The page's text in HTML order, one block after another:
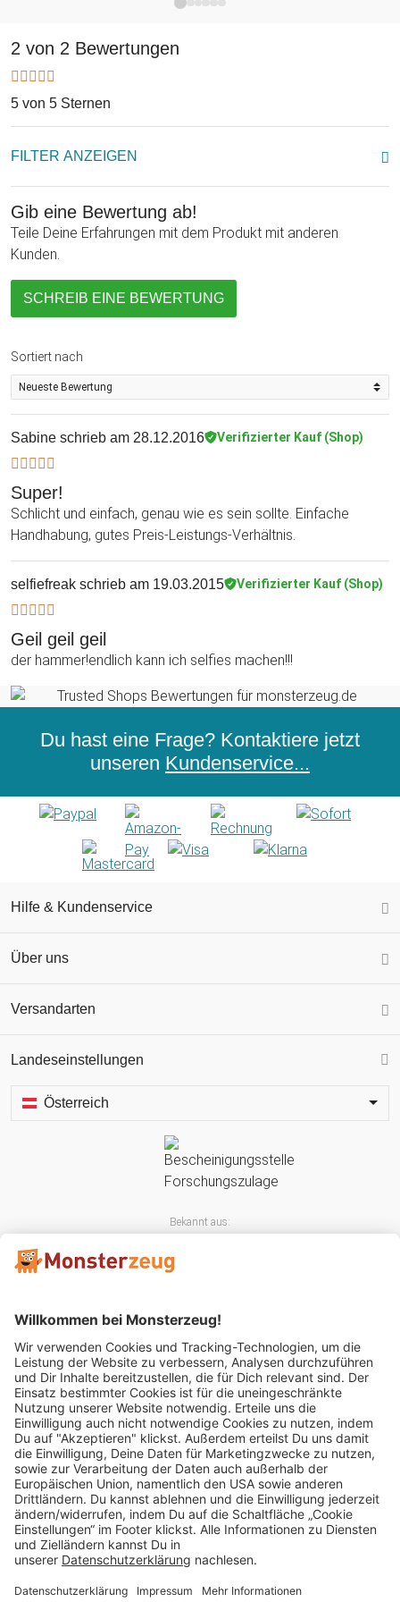
Wort des Jahres gekürt. Perfektioniere den Trend des Selfies
und lasse Deine Freunde staunen - mit diesem weit
Star und machst überall geniale Bilder!
2 von 2 Bewertungen
5 von 5 Sternen
FILTER ANZEIGEN
Gib eine Bewertung ab!
Teile Deine Erfahrungen mit dem Produkt mit anderen
Kunden.
SCHREIB EINE BEWERTUNG
Sortiert nach
Sabine schrieb am 28.12.2016 Verifizierter Kauf (Shop)
Super!
Schlicht und einfach, genau wie es sein sollte. Einfache
Handhabung, gutes Preis-Leistungs-Verhältnis.
selfiefreak schrieb am 19.03.2015 Verifizierter Kauf (Shop)
Geil geil geil
der hammer!endlich kann ich selfies machen!!!
Du hast eine Frage? Kontaktiere jetzt
unseren Kundenservice...
Hilfe & Kundenservice
Über uns
Versandarten
Landeseinstellungen
Österreich
Bekannt aus:
Mitglied im:
Impressum AGB Widerrufsbelehrung